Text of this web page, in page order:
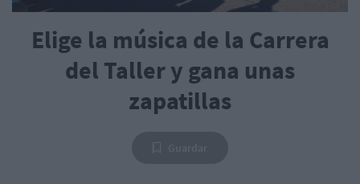
Elige la música de la Carrera
del Taller y gana unas
zapatillas